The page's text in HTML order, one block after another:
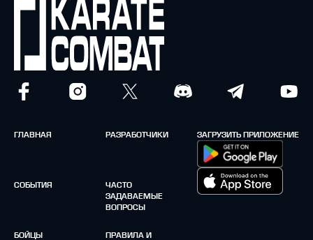
ГЛАВНАЯ
СОБЫТИЯ
БОЙЦЫ
РАЗРАБОТЧИКИ
ЧАСТО
ЗАДАВАЕМЫЕ
ВОПРОСЫ
ПРАВИЛА И
ЗАГРУЗИТЬ ПРИЛОЖЕНИЕ